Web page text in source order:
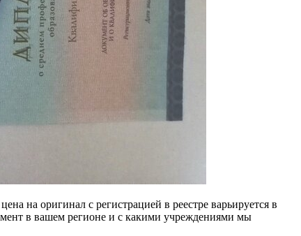
на оригинал с регистрацией в реестре варьируется в
в вашем регионе и с какими учреждениями мы